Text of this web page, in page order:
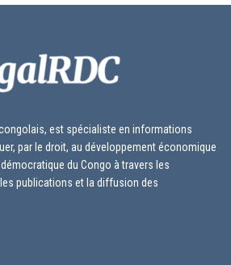
est spécialiste en informations
par le droit, au développement économique
du Congo à travers les
publications et la diffusion des